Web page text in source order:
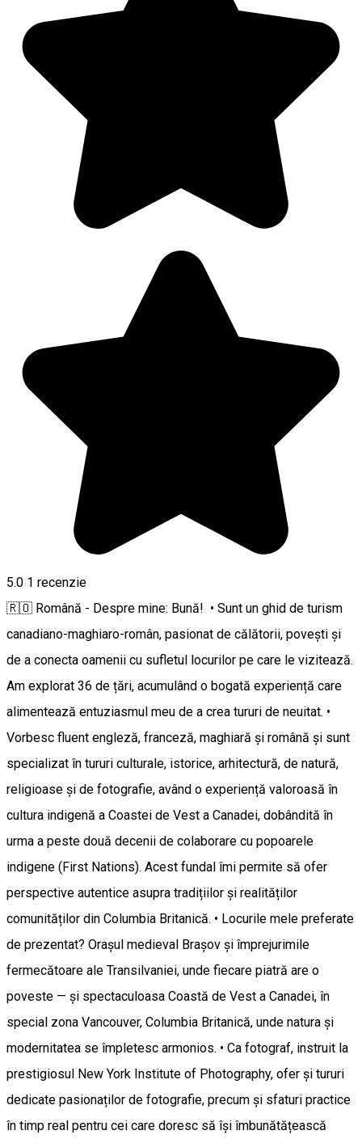
5.0 1 recenzie
🇷🇴 Română - Despre mine: Bună! • Sunt un ghid de turism
canadiano-maghiaro-român, pasionat de călătorii, povești și
de a conecta oamenii cu sufletul locurilor pe care le vizitează.
Am explorat 36 de țări, acumulând o bogată experiență care
alimentează entuziasmul meu de a crea tururi de neuitat. •
Vorbesc fluent engleză, franceză, maghiară și română și sunt
specializat în tururi culturale, istorice, arhitectură, de natură,
religioase și de fotografie, având o experiență valoroasă în
cultura indigenă a Coastei de Vest a Canadei, dobândită în
urma a peste două decenii de colaborare cu popoarele
indigene (First Nations). Acest fundal îmi permite să ofer
perspective autentice asupra tradițiilor și realităților
comunităților din Columbia Britanică. • Locurile mele preferate
de prezentat? Orașul medieval Brașov și împrejurimile
fermecătoare ale Transilvaniei, unde fiecare piatră are o
poveste — și spectaculoasa Coastă de Vest a Canadei, în
special zona Vancouver, Columbia Britanică, unde natura și
modernitatea se împletesc armonios. • Ca fotograf, instruit la
prestigiosul New York Institute of Photography, ofer și tururi
dedicate pasionaților de fotografie, precum și sfaturi practice
în timp real pentru cei care doresc să își îmbunătățească